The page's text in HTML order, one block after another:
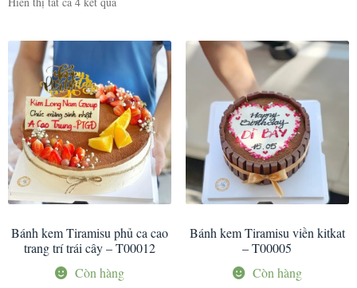
Bánh kem Tiramisu phủ ca cao
trang trí trái cây – T00012
Còn hàng
Bánh kem Tiramisu viền kitkat
– T00005
Còn hàng